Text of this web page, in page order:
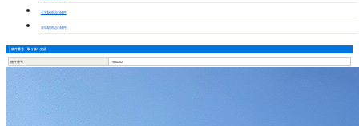
七宝駅周辺の物件
青塚駅周辺の物件
物件番号・取り扱い支店
物件番号 7800202